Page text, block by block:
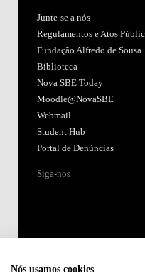
Junte-se a nós
Regulamentos e Atos
Fundação Alfredo de Sousa
Biblioteca
Nova SBE Today
Moodle@NovaSBE
Webmail
Student Hub
Portal de Denúncias
Siga-nos
Nós usamos cookies